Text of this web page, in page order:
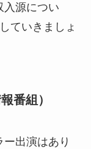
入源につい
ていきましょ
番組）
出演はあり